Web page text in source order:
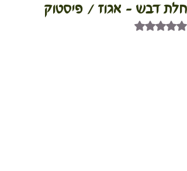
חלת דבש - אגוז / פיסטוק
דירוג של NaN מתוך 5 כוכבים